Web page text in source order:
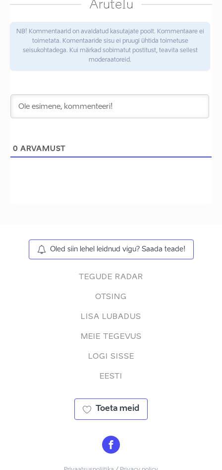
Arutelu
NB! Kommentaarid on avaldatud kasutajate poolt. Kommentaare ei
toimetata. Komentaaride sisu ei pruugi ühtida toimetuse
seisukohtadega. Kui märkad sobimatut postitust, teavita sellest
moderaatoreid.
0 ARVAMUST
Oled siin lehel leidnud vigu? Saada teade!
TEGUDE RADAR
OTSING
LISA LUBADUS
MEIE TEGEVUS
LOGI SISSE
EESTI
Toeta meid